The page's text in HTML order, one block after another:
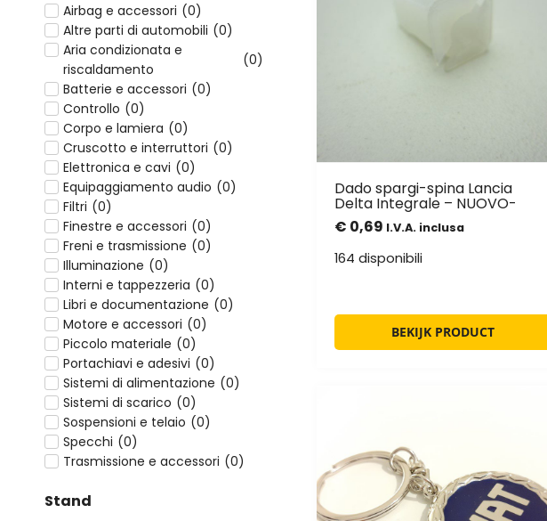
Airbag e accessori (0)
Altre parti di automobili (0)
Aria condizionata e
riscaldamento
(0)
Batterie e accessori (0)
Controllo (0)
Corpo e lamiera (0)
Cruscotto e interruttori (0)
Elettronica e cavi (0)
Equipaggiamento audio (0)
Filtri (0)
Finestre e accessori (0)
Freni e trasmissione (0)
Illuminazione (0)
Interni e tappezzeria (0)
Libri e documentazione (0)
Motore e accessori (0)
Piccolo materiale (0)
Portachiavi e adesivi (0)
Sistemi di alimentazione (0)
Sistemi di scarico (0)
Sospensioni e telaio (0)
Specchi (0)
Trasmissione e accessori (0)
Stand
Dado spargi-spina Lancia
Delta Integrale – NUOVO-
€ 0,69 I.V.A. inclusa
164 disponibili
BEKIJK PRODUCT